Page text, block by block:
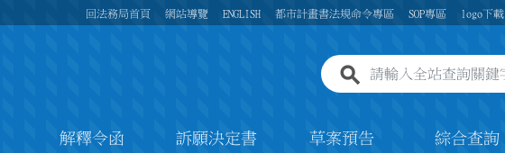
回法務局首頁 網站導覽 ENGLISH 都市計畫書法規命令專區 SOP專區 logo下載
全站查詢關鍵字欄位
解釋令函 訴願決定書 草案預告 綜合查詢